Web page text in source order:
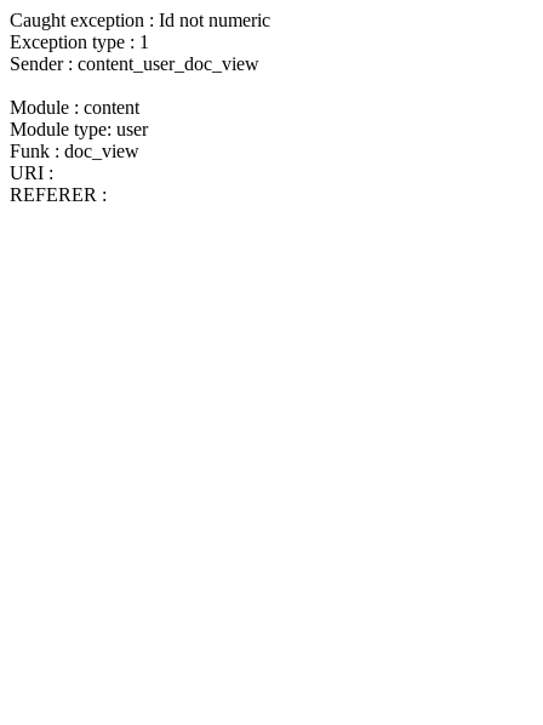
Caught exception : Id not numeric
Exception type : 1
Sender : content_user_doc_view
Module : content
Module type: user
Funk : doc_view
URI :
REFERER :